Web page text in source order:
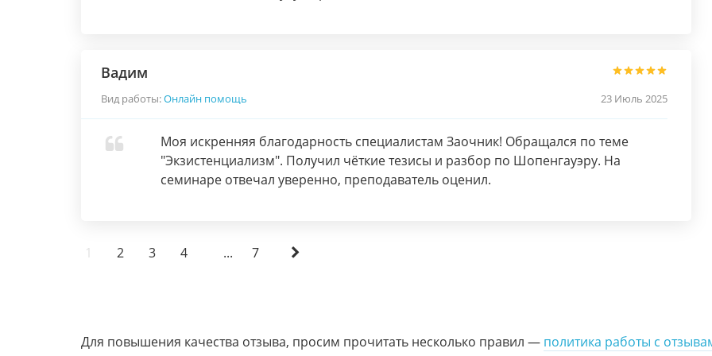
Вадим
Вид работы:Онлайн помощь 23 Июль 2025
Моя искренняя благодарность специалистам Заочник! Обращался по теме
"Экзистенциализм". Получил чёткие тезисы и разбор по Шопенгауэру. На
семинаре отвечал уверенно, преподаватель оценил.
1 2 3 4 ... 7
Для повышения качества отзыва, просим прочитать несколько правил — политика работы с